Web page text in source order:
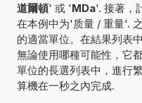
道爾頓' 或 'MDa'. 接著，
在本例中为'质量 / 重量'.
的適當單位。在結果列表
無論使用哪種可能性，它
單位的長選列表中，進行
算機在一秒之內完成.